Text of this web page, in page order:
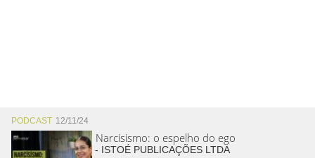
PODCAST 12/11/24
Narcisismo: o espelho do ego
Copyright © 2026 - ISTOÉ PUBLICAÇÕES LTDA